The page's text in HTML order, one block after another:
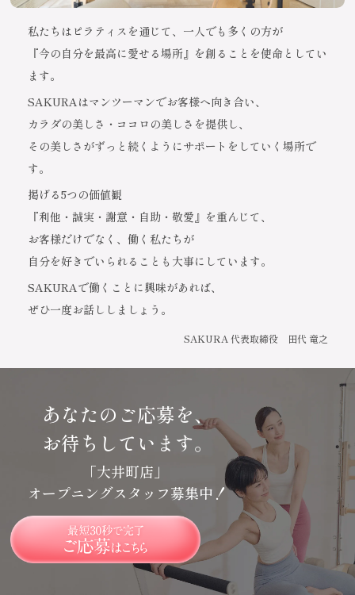
私たちはピラティスを通じて、一人でも多くの方が
『今の自分を最高に愛せる場所』を創ることを使命としてい
ます。
SAKURAはマンツーマンでお客様へ向き合い、
カラダの美しさ・ココロの美しさを提供し、
その美しさがずっと続くようにサポートをしていく場所で
す。
掲げる5つの価値観
『利他・誠実・謝意・自助・敬愛』を重んじて、
お客様だけでなく、働く私たちが
自分を好きでいられることも大事にしています。
SAKURAで働くことに興味があれば、
ぜひ一度お話ししましょう。
SAKURA 代表取締役 田代 竜之
あなたのご応募を、
お待ちしています。
「大井町店」
オープニングスタッフ募集中！